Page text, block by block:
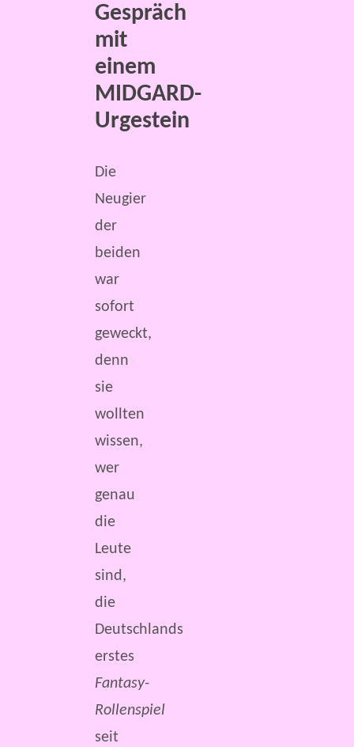
Gespräch
mit
einem
MIDGARD-
Urgestein
Die
Neugier
der
beiden
war
sofort
geweckt,
denn
sie
wollten
wissen,
wer
genau
die
Leute
sind,
die
Deutschlands
erstes
Fantasy-
Rollenspiel
seit